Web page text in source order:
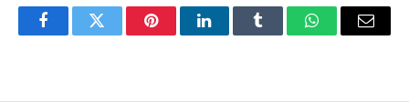
FacebookTwitter PinterestLinkedInTumblr WhatsAppEmail